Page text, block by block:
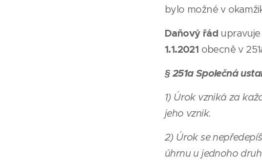
bylo možné v
Daňový řád upravuje
1.1.2021 obecně v
§ 251a Společná
1) Úrok vzniká za
jeho vznik.
2) Úrok se
úhrnu u jednoho